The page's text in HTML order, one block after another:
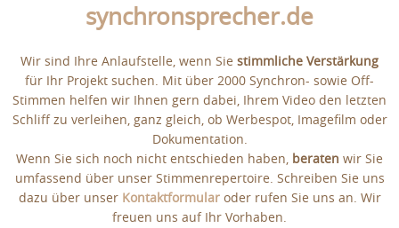
synchronsprecher.de
Wir sind Ihre Anlaufstelle, wenn Sie stimmliche Verstärkung
für Ihr Projekt suchen. Mit über 2000 Synchron- sowie Off-
Stimmen helfen wir Ihnen gern dabei, Ihrem Video den letzten
Schliff zu verleihen, ganz gleich, ob Werbespot, Imagefilm oder
Dokumentation.
Wenn Sie sich noch nicht entschieden haben, beraten wir Sie
umfassend über unser Stimmenrepertoire. Schreiben Sie uns
dazu über unser Kontaktformularoder rufen Sie uns an. Wir
freuen uns auf Ihr Vorhaben.